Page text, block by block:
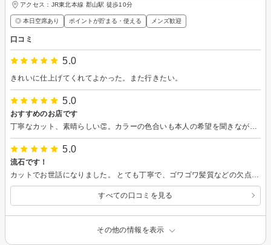
アクセス：JR東北本線 郡山駅 徒歩10分
◎ 本日空席あり ポイントが貯まる・使える メンズ歓迎
口コミ
5.0
きれいに仕上げてくれてよかった。また行きたい。
5.0
おすすめのお店です
5.0
流石です！
すべての口コミを見る
その他の情報を表示